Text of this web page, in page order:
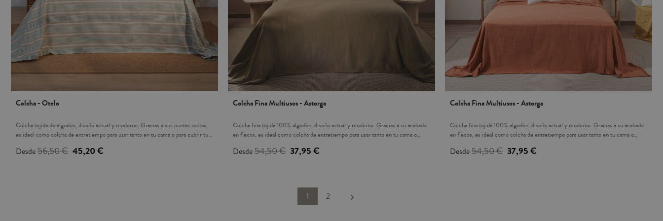
Colcha - Otelo
Colcha tejida de algodón, diseño actual y moderno. Gracias a sus puntas rectas,
es ideal como colcha de entretiempo para usar tanto en tu cama o para cubrir tu
cojines. Los cojines a juego se venden por separado, no vienen incluidos.
Desde56,50 € 45,20 €
Colcha Fina Multiusos - Astorga
Colcha fina tejida 100% algodón, diseño actual y moderno. Gracias a su acabado
en flecos, es ideal como colcha de entretiempo para usar tanto en tu cama o
nuestra colección de cojines. Los cojines a juego se venden por separado, no
Desde54,50 € 37,95 €
Colcha Fina Multiusos - Astorga
Colcha fina tejida 100% algodón, diseño actual y moderno. Gracias a su acabado
en flecos, es ideal como colcha de entretiempo para usar tanto en tu cama o
nuestra colección de cojines. Los cojines a juego se venden por separado, no
Desde54,50 € 37,95 €
1 2 keyboard_arrow_right